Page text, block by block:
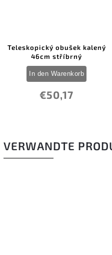
Teleskopický obušek kalený
46cm stříbrný
€50,17
In den Warenkorb
VERWANDTE